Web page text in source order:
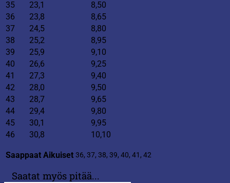
35
23,1
8,50
36
23,8
8,65
37
24,5
8,80
38
25,2
8,95
39
25,9
9,10
40
26,6
9,25
41
27,3
9,40
42
28,0
9,50
43
28,7
9,65
44
29,4
9,80
45
30,1
9,95
46
30,8 10,10
Saappaat Aikuiset 36, 37, 38, 39, 40, 41, 42
Saatat myös pitää...